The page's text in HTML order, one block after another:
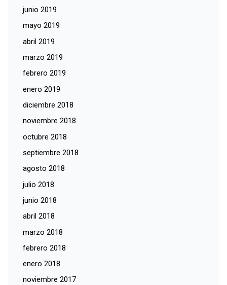
junio 2019
mayo 2019
abril 2019
marzo 2019
febrero 2019
enero 2019
diciembre 2018
noviembre 2018
octubre 2018
septiembre 2018
agosto 2018
julio 2018
junio 2018
abril 2018
marzo 2018
febrero 2018
enero 2018
noviembre 2017